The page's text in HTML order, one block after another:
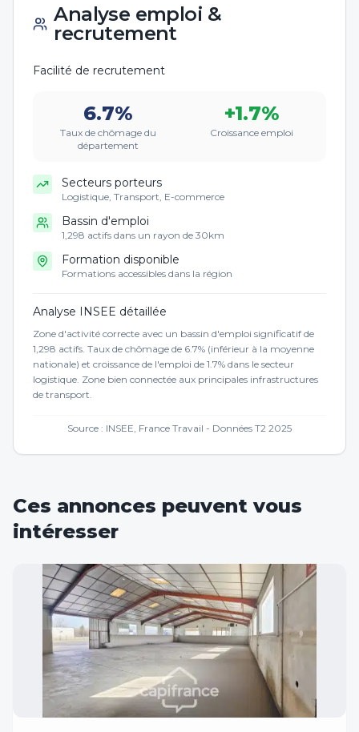
Analyse emploi &
recrutement
Facilité de recrutement
6.7%
Taux de chômage du
département
+1.7%
Croissance emploi
Secteurs porteurs
Logistique, Transport, E-commerce
Bassin d'emploi
1,298 actifs dans un rayon de 30km
Formation disponible
Formations accessibles dans la région
Analyse INSEE détaillée
Zone d'activité correcte avec un bassin d'emploi significatif de
1,298 actifs. Taux de chômage de 6.7% (inférieur à la moyenne
nationale) et croissance de l'emploi de 1.7% dans le secteur
logistique. Zone bien connectée aux principales infrastructures
de transport.
Source : INSEE, France Travail - Données T2 2025
Ces annonces peuvent vous
intéresser